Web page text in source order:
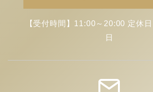
【受付時間】11:00～20:00 定休日
日